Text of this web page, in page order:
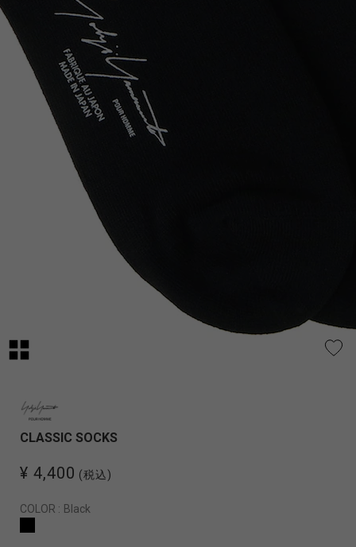
CLASSIC SOCKS
¥ 4,400 (税込)
COLOR : Black